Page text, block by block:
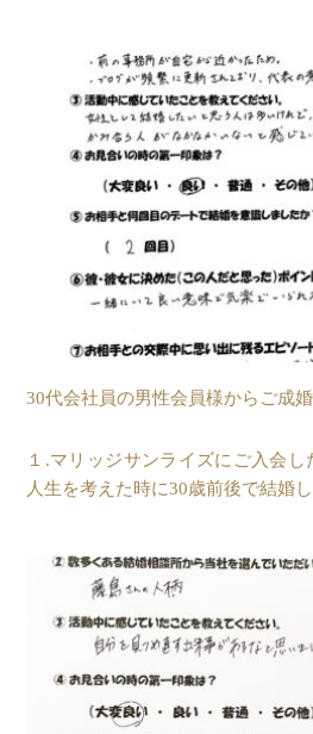
30代会社員の男性会員様からご成
１.マリッジサンライズにご入会
人生を考えた時に30歳前後で結婚